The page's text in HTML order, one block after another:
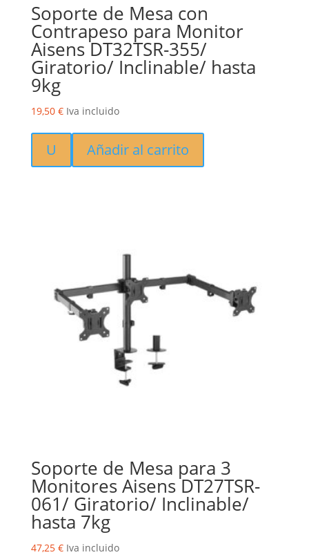
Soporte de Mesa con
Contrapeso para Monitor
Aisens DT32TSR-355/
Giratorio/ Inclinable/ hasta
9kg
19,50 € Iva incluido
U Añadir al carrito
Soporte de Mesa para 3
Monitores Aisens DT27TSR-
061/ Giratorio/ Inclinable/
hasta 7kg
47,25 € Iva incluido